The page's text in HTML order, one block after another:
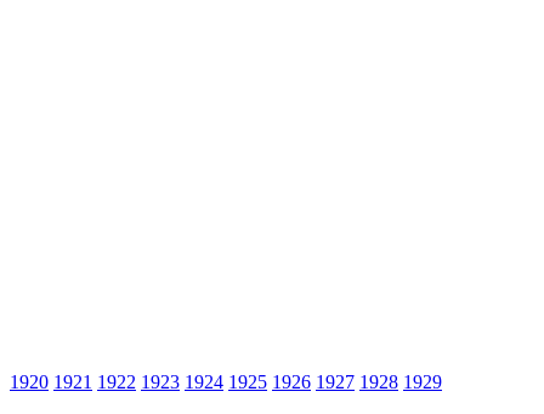
1920 1921 1922 1923 1924 1925 1926 1927 1928 1929